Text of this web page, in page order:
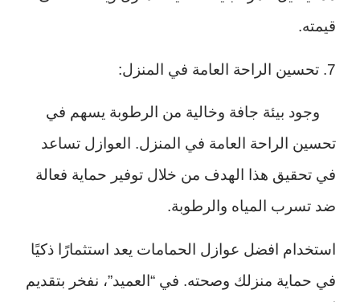
قيمته.
7. تحسين الراحة العامة في المنزل:
وجود بيئة جافة وخالية من الرطوبة يسهم في
تحسين الراحة العامة في المنزل. العوازل تساعد
في تحقيق هذا الهدف من خلال توفير حماية فعالة
ضد تسرب المياه والرطوبة.
استخدام افضل عوازل الحمامات يعد استثمارًا ذكيًا
في حماية منزلك وصحته. في “العميد”، نفخر بتقديم